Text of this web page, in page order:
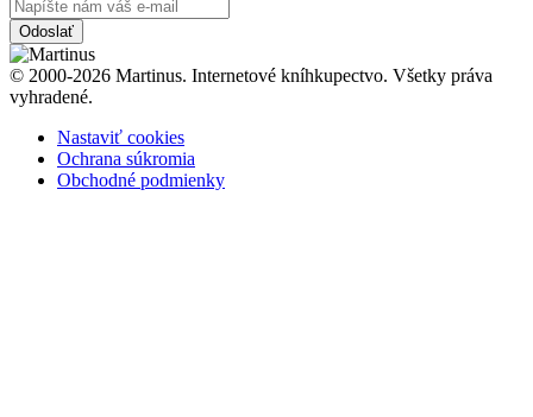
Odoslať
© 2000-2026 Martinus. Internetové kníhkupectvo. Všetky práva
vyhradené.
Nastaviť cookies
Ochrana súkromia
Obchodné podmienky